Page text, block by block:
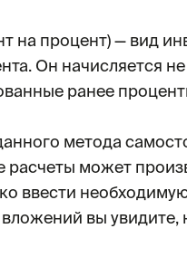
на процент) — вид
Он начисляется
ранее
метода
может
ввести
вы увидите,